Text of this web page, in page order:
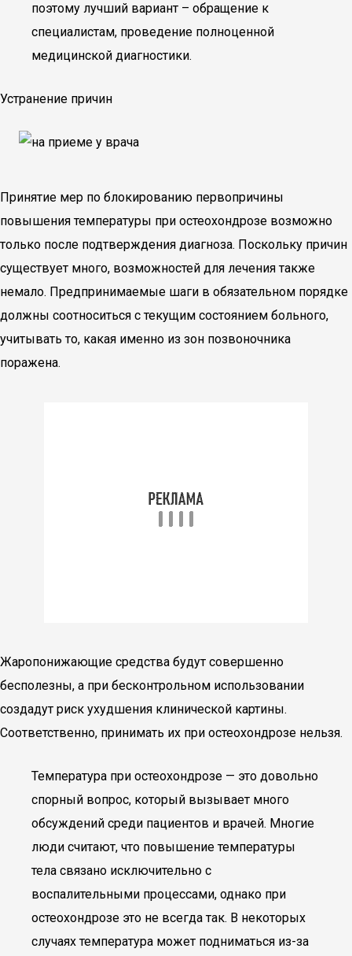
поэтому лучший вариант – обращение к
специалистам, проведение полноценной
медицинской диагностики.
Устранение причин
Принятие мер по блокированию первопричины
повышения температуры при остеохондрозе возможно
только после подтверждения диагноза. Поскольку причин
существует много, возможностей для лечения также
немало. Предпринимаемые шаги в обязательном порядке
должны соотноситься с текущим состоянием больного,
учитывать то, какая именно из зон позвоночника
поражена.
Жаропонижающие средства будут совершенно
бесполезны, а при бесконтрольном использовании
создадут риск ухудшения клинической картины.
Соответственно, принимать их при остеохондрозе нельзя.
Температура при остеохондрозе — это довольно
спорный вопрос, который вызывает много
обсуждений среди пациентов и врачей. Многие
люди считают, что повышение температуры
тела связано исключительно с
воспалительными процессами, однако при
остеохондрозе это не всегда так. В некоторых
случаях температура может подниматься из-за